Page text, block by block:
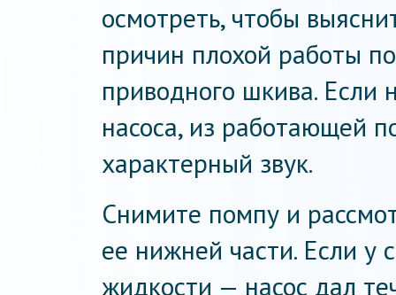
осмотреть, чтобы
причин плохой работы
приводного шкива.
насоса, из работающей
характерный звук.
Снимите помпу и
ее нижней части. Если у
жидкости — насос дал